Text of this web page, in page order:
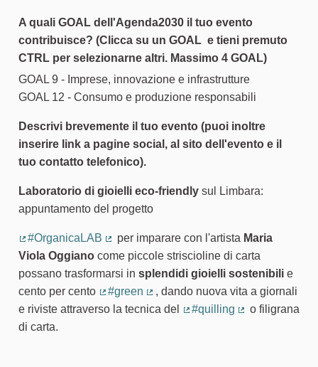
A quali GOAL dell'Agenda2030 il tuo evento
contribuisce? (Clicca su un GOAL e tieni premuto
CTRL per selezionarne altri. Massimo 4 GOAL)
GOAL 9 - Imprese, innovazione e infrastrutture
GOAL 12 - Consumo e produzione responsabili
Descrivi brevemente il tuo evento (puoi inoltre
inserire link a pagine social, al sito dell'evento e il
tuo contatto telefonico).
Laboratorio di gioielli eco-friendly sul Limbara:
appuntamento del progetto
(Collegamento esterno)
#OrganicaLAB
(Collegamento esterno)
per imparare con l'artista Maria
Viola Oggiano come piccole striscioline di carta
possano trasformarsi in splendidi gioielli sostenibili e
cento per cento
(Collegamento esterno)
#green
(Collegamento esterno)
, dando nuova vita a giornali
e riviste attraverso la tecnica del
#quilling
o filigrana
di carta.